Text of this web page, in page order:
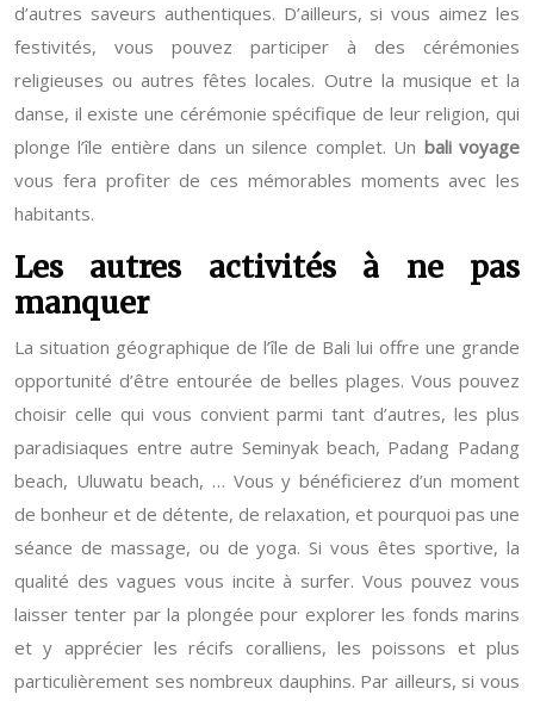
d’autres saveurs authentiques. D’ailleurs, si vous aimez les
festivités, vous pouvez participer à des cérémonies
religieuses ou autres fêtes locales. Outre la musique et la
danse, il existe une cérémonie spécifique de leur religion, qui
plonge l’île entière dans un silence complet. Un bali voyage
vous fera profiter de ces mémorables moments avec les
habitants.
Les autres activités à ne pas
manquer
La situation géographique de l’île de Bali lui offre une grande
opportunité d’être entourée de belles plages. Vous pouvez
choisir celle qui vous convient parmi tant d’autres, les plus
paradisiaques entre autre Seminyak beach, Padang Padang
beach, Uluwatu beach, … Vous y bénéficierez d’un moment
de bonheur et de détente, de relaxation, et pourquoi pas une
séance de massage, ou de yoga. Si vous êtes sportive, la
qualité des vagues vous incite à surfer. Vous pouvez vous
laisser tenter par la plongée pour explorer les fonds marins
et y apprécier les récifs coralliens, les poissons et plus
particulièrement ses nombreux dauphins. Par ailleurs, si vous